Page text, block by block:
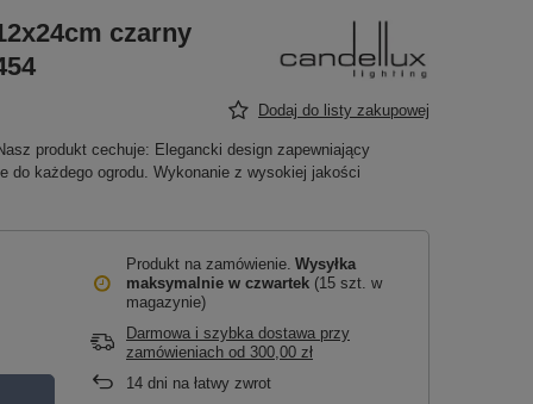
czarny
Dodaj do listy zakupowej
produkt cechuje: Elegancki design zapewniający
do każdego ogrodu. Wykonanie z wysokiej jakości
Produkt na zamówienie Wysyłka
maksymalnie w czwartek (15 szt. w
magazynie)
Darmowa i szybka dostawa przy
zamówieniach od 300,00 zł
14 dni na łatwy zwrot